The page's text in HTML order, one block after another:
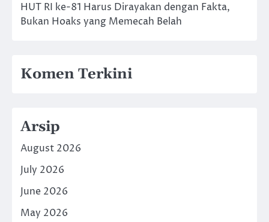
HUT RI ke-81 Harus Dirayakan dengan Fakta,
Bukan Hoaks yang Memecah Belah
Komen Terkini
Arsip
August 2026
July 2026
June 2026
May 2026